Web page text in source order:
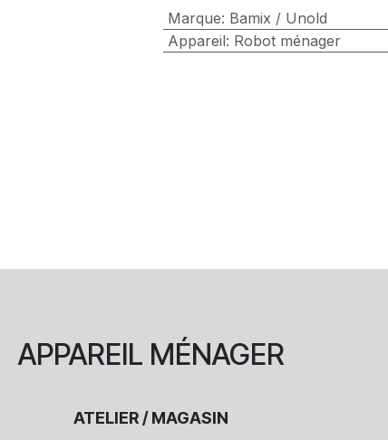
Marque: Bamix / Unold
Appareil: Robot ménager
APPAREIL MÉNAGER
ATELIER / MAGASIN